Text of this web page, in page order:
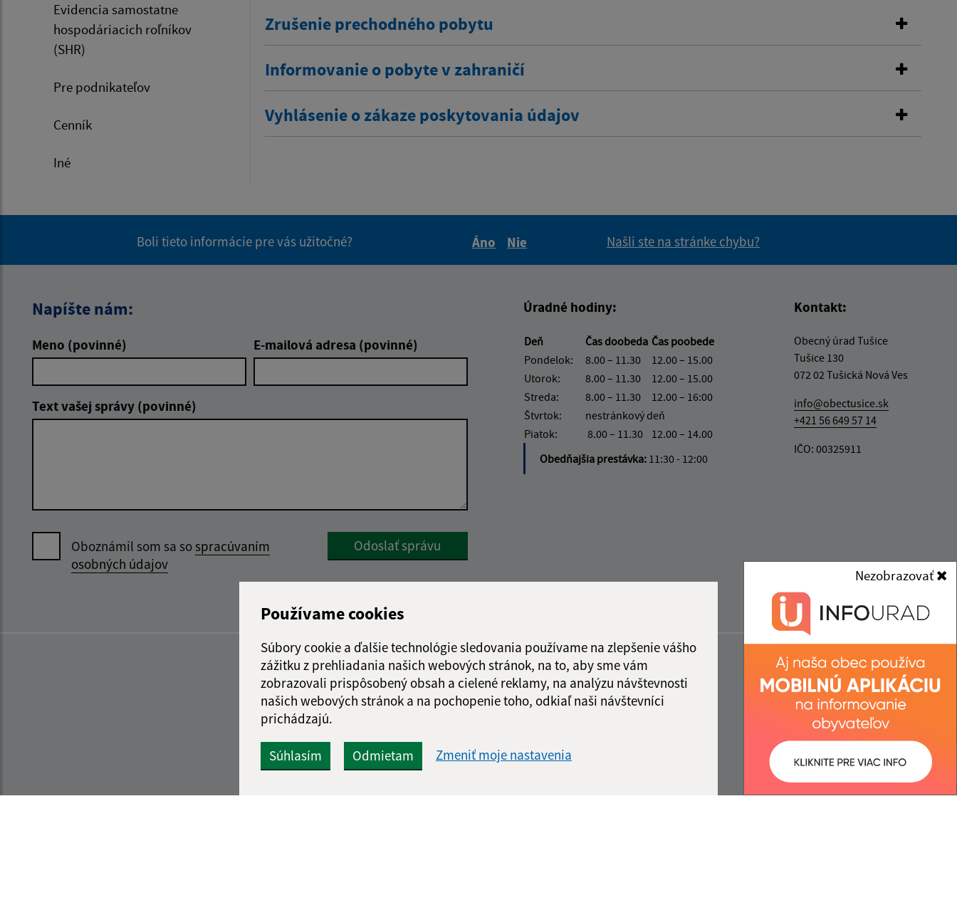
Používame cookies
Súbory cookie a ďalšie technológie sledovania používame na zlepšenie vášho
zážitku z prehliadania našich webových stránok, na to, aby sme vám
zobrazovali prispôsobený obsah a cielené reklamy, na analýzu návštevnosti
našich webových stránok a na pochopenie toho, odkiaľ naši návštevníci
prichádzajú.
Súhlasím Odmietam Zmeniť moje nastavenia
Nezobrazovať
Evidencia samostatne
hospodáriacich roľníkov
(SHR)
Pre podnikateľov
Cenník
Iné
Zrušenie prechodného pobytu
Informovanie o pobyte v zahraničí
Vyhlásenie o zákaze poskytovania údajov
Boli tieto informácie pre vás užitočné?
Áno
Nie
Našli ste na stránke chybu?
Napíšte nám:
Meno (povinné) E-mailová adresa (povinné)
Text vašej správy (povinné)
Oboznámil som sa sospracúvaním
osobných údajov
Google reCaptcha Response
Odoslať správu
Úradné hodiny:
Deň Čas doobeda Čas poobede
Pondelok:
8.00 – 11.30
12.00 – 15.00
Utorok:
8.00 – 11.30
12.00 – 15.00
Streda:
8.00 – 11.30
12.00 – 16:00
Štvrtok:
nestránkový deň
Piatok:
8.00 – 11.30
12.00 – 14.00
Obedňajšia prestávka: 11:30 - 12:00
Kontakt:
Obecný úrad Tušice
Tušice 130
072 02 Tušická Nová Ves
info@obectusice.sk
+421 56 649 57 14
IČO: 00325911